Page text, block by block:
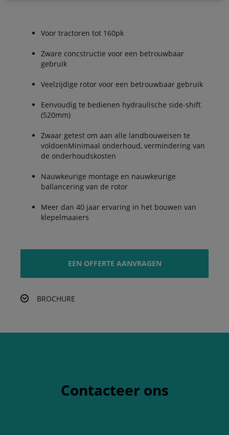
Voor tractoren tot 160pk
Zware concstructie voor een betrouwbaar
gebruik
Veelzijdige rotor voor een betrouwbaar gebruik
Eenvoudig te bedienen hydraulische side-shift
(520mm)
Zwaar getest om aan alle landbouweisen te
voldoenMinimaal onderhoud, vermindering van
de onderhoudskosten
Nauwkeurige montage en nauwkeurige
ballancering van de rotor
Meer dan 40 jaar ervaring in het bouwen van
klepelmaaiers
EEN OFFERTE AANVRAGEN
BROCHURE
Contacteer ons